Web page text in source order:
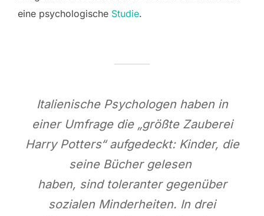
eine psychologische Studie.
Italienische Psychologen haben in
einer Umfrage die „größte Zauberei
Harry Potters“ aufgedeckt: Kinder, die
seine Bücher gelesen
haben, sind toleranter gegenüber
sozialen Minderheiten. In drei